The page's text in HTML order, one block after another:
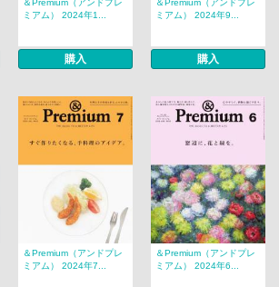
＆Premium（アンドプレ
ミアム） 2024年1...
購入
＆Premium（アンドプレ
ミアム） 2024年9...
購入
＆Premium（アンドプレ
ミアム） 2024年7...
＆Premium（アンドプレ
ミアム） 2024年6...